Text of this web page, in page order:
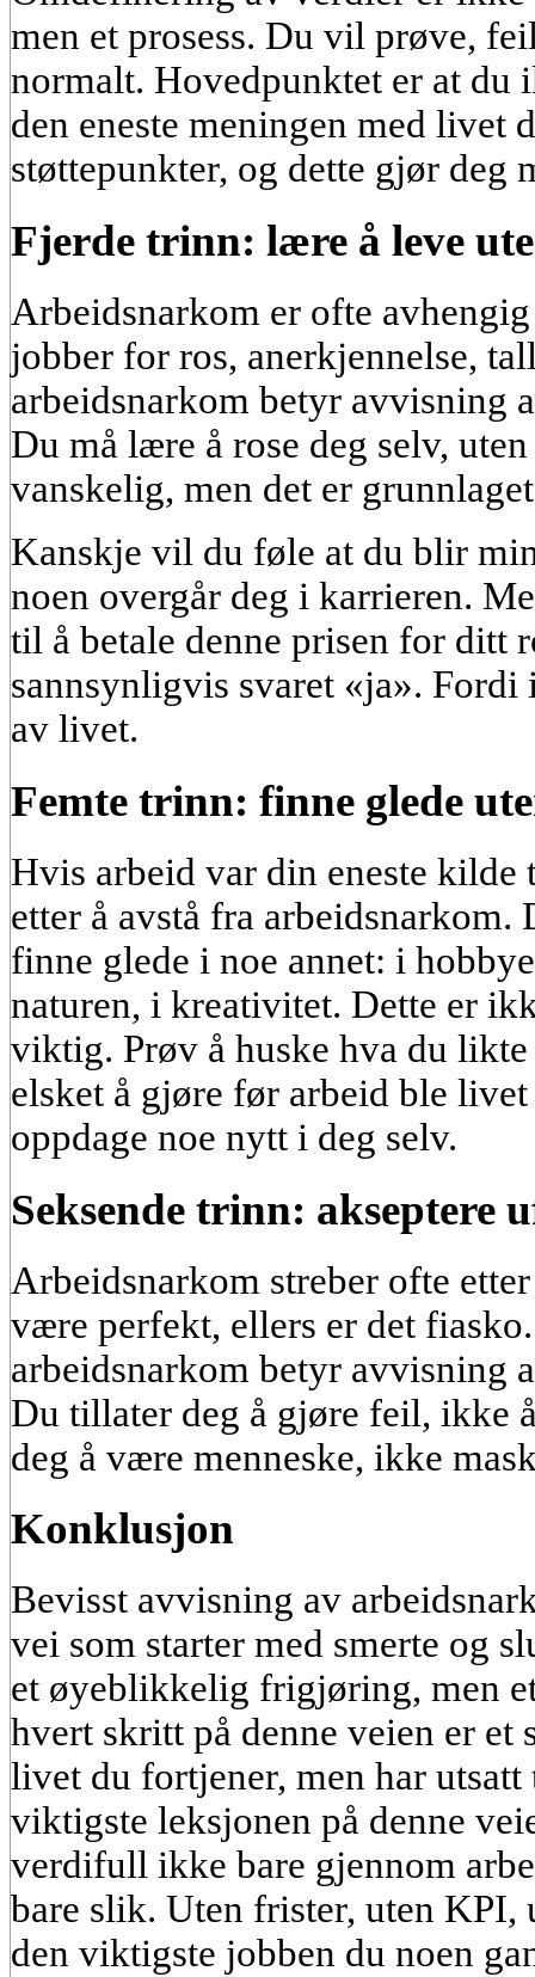
men et prosess. Du vil prøve,
normalt. Hovedpunktet er at du
den eneste meningen med livet
støttepunkter, og dette gjør deg
Fjerde trinn: lære å leve
Arbeidsnarkom er ofte
jobber for ros, anerkjennelse,
arbeidsnarkom betyr avvisning
Du må lære å rose deg selv,
vanskelig, men det er
Kanskje vil du føle at du blir
noen overgår deg i karrieren.
til å betale denne prisen for ditt
sannsynligvis svaret «ja».
av livet.
Femte trinn: finne glede
Hvis arbeid var din eneste
etter å avstå fra arbeidsnarkom.
finne glede i noe annet: i
naturen, i kreativitet. Dette er
viktig. Prøv å huske hva du
elsket å gjøre før arbeid ble
oppdage noe nytt i deg selv.
Seksende trinn: akseptere
Arbeidsnarkom streber ofte
være perfekt, ellers er det
arbeidsnarkom betyr avvisning
Du tillater deg å gjøre feil, ikke
deg å være menneske, ikke
Konklusjon
Bevisst avvisning av
vei som starter med smerte og
et øyeblikkelig frigjøring, men
hvert skritt på denne veien er et
livet du fortjener, men har
viktigste leksjonen på denne
verdifull ikke bare gjennom
bare slik. Uten frister, uten KPI,
den viktigste jobben du noen